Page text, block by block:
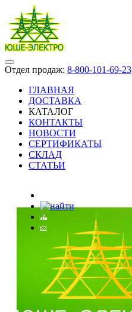
Отдел продаж: 8-800-101-69-23
ГЛАВНАЯ
ДОСТАВКА
КАТАЛОГ
КОНТАКТЫ
НОВОСТИ
СЕРТИФИКАТЫ
СКЛАД
СТАТЬИ